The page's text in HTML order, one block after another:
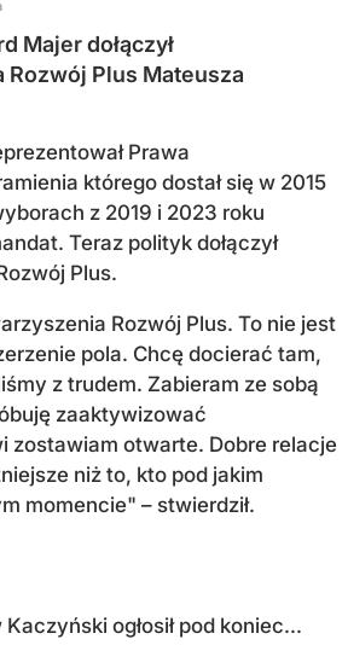
Majer dołączył
Plus Mateusza
Prawa
którego dostał się w 2015
z 2019 i 2023 roku
Teraz polityk dołączył
Plus.
Rozwój Plus. To nie jest
pola. Chcę docierać tam,
z trudem. Zabieram ze sobą
zaaktywizować
zostawiam otwarte. Dobre relacje
niż to, kto pod jakim
momencie" – stwierdził.
Kaczyński ogłosił pod koniec...